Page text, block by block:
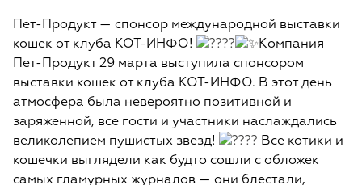
Пет-Продукт — спонсор международной выставки
кошек от клуба КОТ-ИНФО!
Компания
Пет-Продукт 29 марта выступила спонсором
выставки кошек от клуба КОТ-ИНФО. В этот день
атмосфера была невероятно позитивной и
заряженной, все гости и участники наслаждались
великолепием пушистых звезд!
Все котики и
кошечки выглядели как будто сошли с обложек
самых гламурных журналов — они блестали,